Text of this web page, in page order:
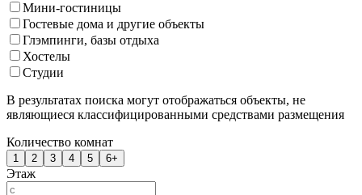
Мини-гостиницы
Гостевые дома и другие объекты
Глэмпинги, базы отдыха
Хостелы
Студии
В результатах поиска могут отображаться объекты, не
являющиеся классифицированными средствами размещения
Количество комнат
1 2 3 4 5 6+
Этаж